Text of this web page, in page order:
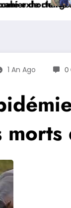
KGM S.A et
1 An Ago 0